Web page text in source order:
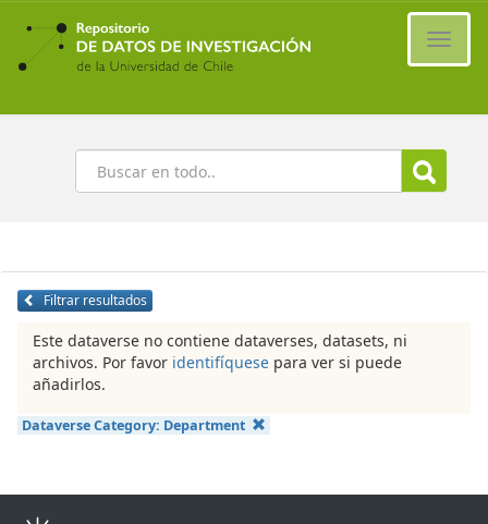
Ir
contenido
principal
Buscar
Filtrar resultados
Este dataverse no contiene dataverses, datasets, ni
archivos. Por favor identifíquese para ver si puede
añadirlos.
Dataverse Category: Department